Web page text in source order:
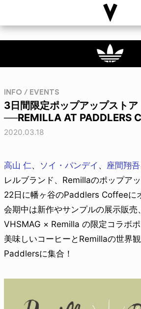
INFO / EVENTS
3日間限定ポップアップストア
──REMILLA AT PADDLERS
2020.03.18
高山 仁、 ソイ・パンデイ 、 座間翔吾
レルブランド、Remillaのポップア
22日に幡ヶ谷のPaddlers Coffeeに
会期中は新作やサンプルの展示販
VHSMAG × Remilla の限定コラボポ
美味しいコーヒーとRemillaの世界
Paddlersに集合！